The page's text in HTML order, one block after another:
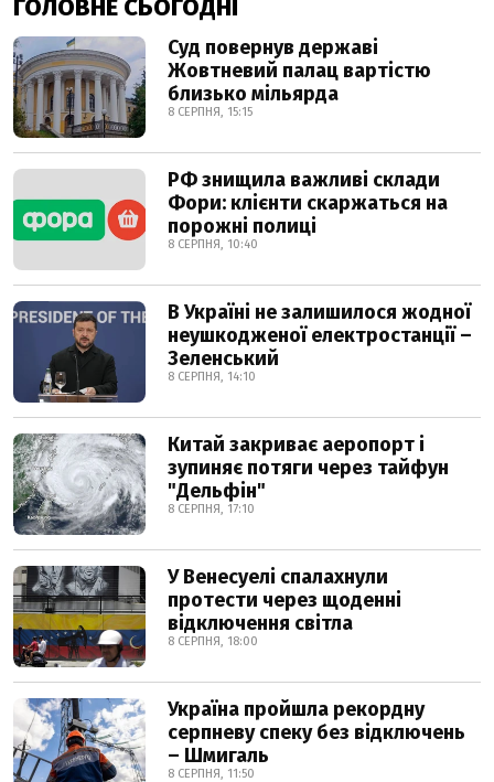
ГОЛОВНЕ СЬОГОДНІ
Суд повернув державі
Жовтневий палац вартістю
близько мільярда
8 СЕРПНЯ, 15:15
РФ знищила важливі склади
Фори: клієнти скаржаться на
порожні полиці
8 СЕРПНЯ, 10:40
В Україні не залишилося жодної
неушкодженої електростанції –
Зеленський
8 СЕРПНЯ, 14:10
Китай закриває аеропорт і
зупиняє потяги через тайфун
"Дельфін"
8 СЕРПНЯ, 17:10
У Венесуелі спалахнули
протести через щоденні
відключення світла
8 СЕРПНЯ, 18:00
Україна пройшла рекордну
серпневу спеку без відключень
– Шмигаль
8 СЕРПНЯ, 11:50